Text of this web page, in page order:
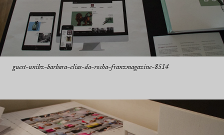
guest-unibz-barbara-elias-da-rocha-franzmagazine-8514